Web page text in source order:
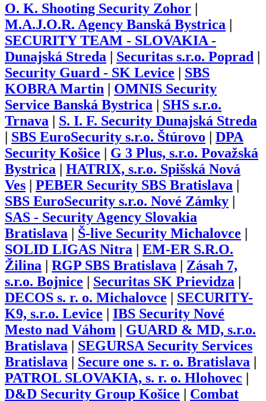
O. K. Shooting Security Zohor
M.A.J.O.R. Agency Banská Bystrica
SECURITY TEAM - SLOVAKIA -
Dunajská Streda
Securitas s.r.o. Poprad
Security Guard - SK Levice
SBS
KOBRA Martin
OMNIS Security
Service Banská Bystrica
SHS s.r.o.
Trnava
S. I. F. Security Dunajská Streda
SBS EuroSecurity s.r.o. Štúrovo
DPA
Security Košice
G 3 Plus, s.r.o. Považská
Bystrica
HATRIX, s.r.o. Spišská Nová
Ves
PEBER Security SBS Bratislava
SBS EuroSecurity s.r.o. Nové Zámky
SAS - Security Agency Slovakia
Bratislava
Š-live Security Michalovce
SOLID LIGAS Nitra
EM-ER S.R.O.
Žilina
RGP SBS Bratislava
Zásah 7,
s.r.o. Bojnice
Securitas SK Prievidza
DECOS s. r. o. Michalovce
SECURITY-
K9, s.r.o. Levice
IBS Security Nové
Mesto nad Váhom
GUARD & MD, s.r.o.
Bratislava
SEGURSA Security Services
Bratislava
Secure one s. r. o. Bratislava
PATROL SLOVAKIA, s. r. o. Hlohovec
D&D Security Group Košice
Combat